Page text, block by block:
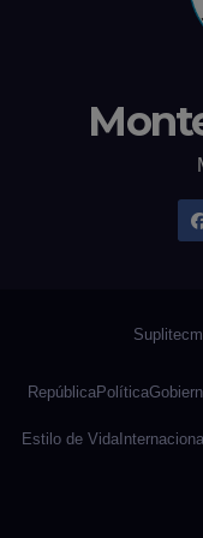
RepúblicaPolítica
Estilo de VidaInternacional